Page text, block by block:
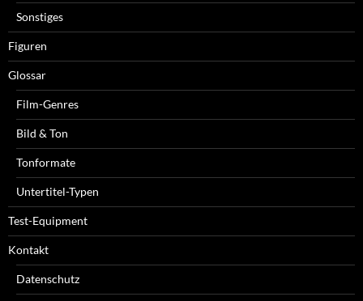
Sonstiges
Figuren
Glossar
Film-Genres
Bild & Ton
Tonformate
Untertitel-Typen
Test-Equipment
Kontakt
Datenschutz